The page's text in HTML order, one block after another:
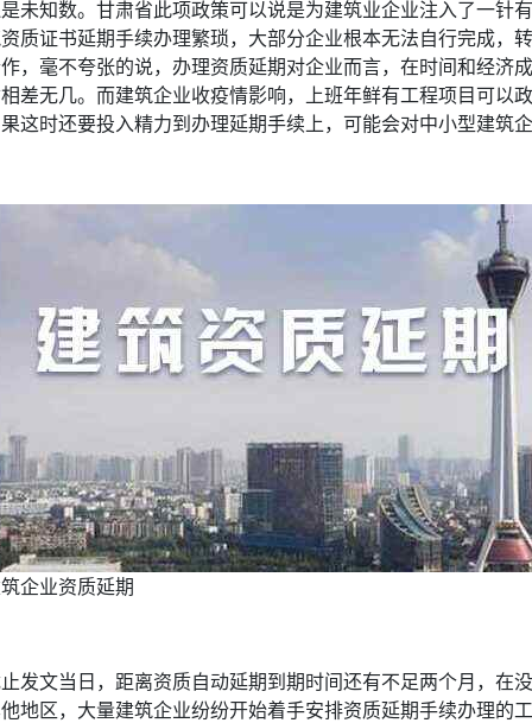
未知数。甘肃省此项政策可以说是为建筑业企业注入了一针
质证书延期手续办理繁琐，大部分企业根本无法自行完成，
，毫不夸张的说，办理资质延期对企业而言，在时间和经济
差无几。而建筑企业收疫情影响，上班年鲜有工程项目可以
这时还要投入精力到办理延期手续上，可能会对中小型建筑
企业资质延期
发文当日，距离资质自动延期到期时间还有不足两个月，在
地区，大量建筑企业纷纷开始着手安排资质延期手续办理的